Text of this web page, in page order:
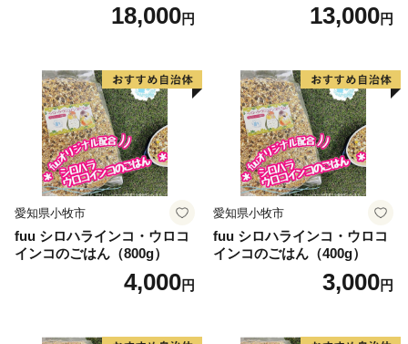
18,000円 13,000円
愛知県小牧市
fuu シロハラインコ・ウロコ
インコのごはん（800g）
4,000円
愛知県小牧市
fuu シロハラインコ・ウロコ
インコのごはん（400g）
3,000円